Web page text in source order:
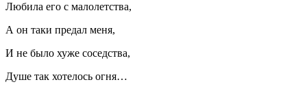
Любила его с малолетства,
А он таки предал меня,
И не было хуже соседства,
Душе так хотелось огня…